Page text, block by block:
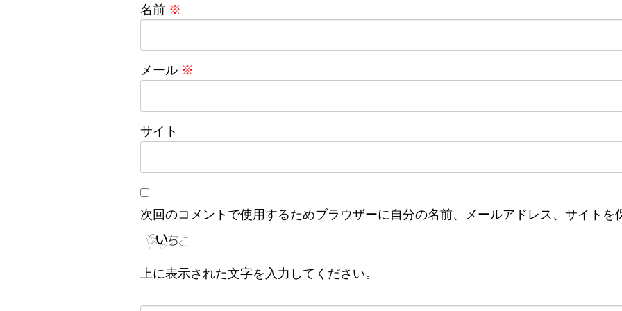
名前 ※
メール ※
サイト
次回のコメントで使用するためブラウザーに自分の名前、メールアドレス、サイトを
上に表示された文字を入力してください。